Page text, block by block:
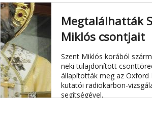
Megtalálhatták
Miklós csontjait
Szent Miklós korából
neki tulajdonított
állapították meg az Oxford
kutatói radiokarbon-
segítségével.